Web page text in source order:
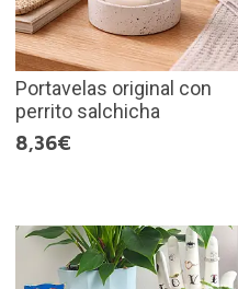
Portavelas original con
perrito salchicha
8,36€